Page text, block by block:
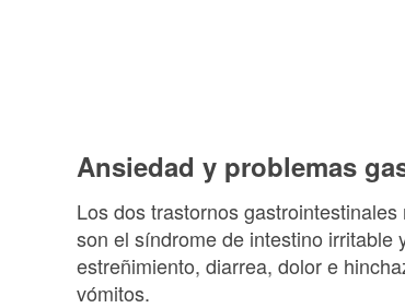
Ansiedad y problemas
Los dos trastornos
son el síndrome de intestino irritable
estreñimiento, diarrea, dolor e
vómitos.